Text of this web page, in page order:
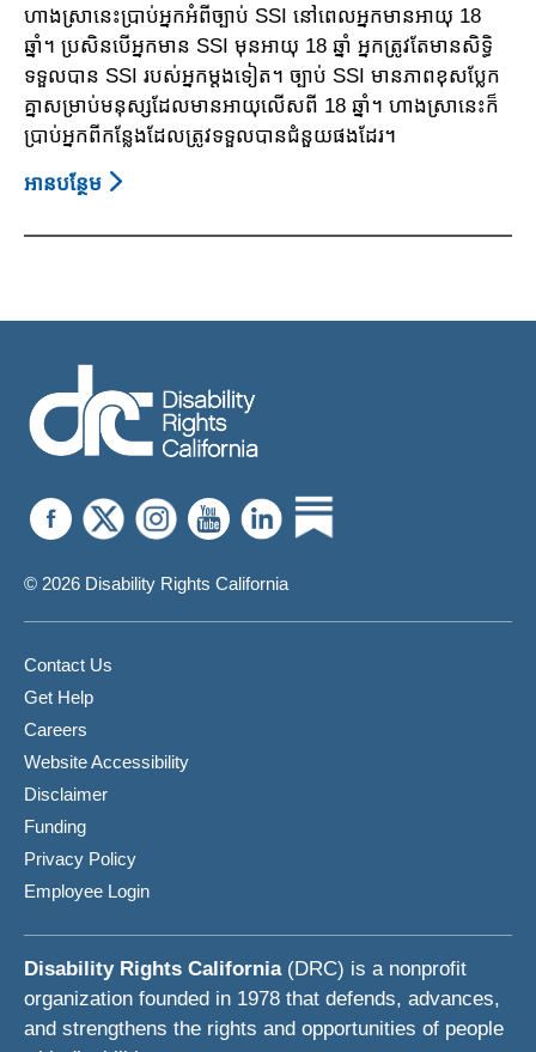
រដ្ឋាភិបាល
សហព័ន្ធ
ហាងស្រានេះប្រាប់អ្នកអំពីច្បាប់ SSI នៅពេលអ្នកមានអាយុ 18
ឆ្នាំ។ ប្រសិនបើអ្នកមាន SSI មុនអាយុ 18 ឆ្នាំ អ្នកត្រូវតែមានសិទ្ធិ
ទទួលបាន SSI របស់អ្នកម្តងទៀត។ ច្បាប់ SSI មានភាពខុសប្លែក
គ្នាសម្រាប់មនុស្សដែលមានអាយុលើសពី 18 ឆ្នាំ។ ហាងស្រានេះក៏
ប្រាប់អ្នកពីកន្លែងដែលត្រូវទទួលបានជំនួយផងដែរ។
អាន​បន្ថែម About
ផ្លាស់
និងរបប
សន្តិ
សុខ
-
ការ
កំណត់
ថ្មី
© 2026 Disability Rights California
Contact Us
Get Help
Careers
Website Accessibility
Disclaimer
Funding
Privacy Policy
Employee Login
Disability Rights California(DRC) is a nonprofit
organization founded in 1978 that defends, advances,
and strengthens the rights and opportunities of people